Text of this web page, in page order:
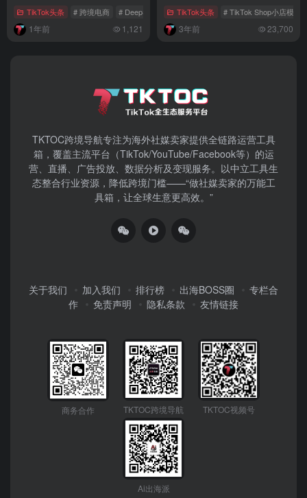
TikTok头条 # 跨境电商 # DeepSeek # AI应用
1年前 1,121
TikTok头条 # TikTok Shop小店模式
3年前 23,700
TKTOC跨境导航​专注为海外社媒卖家提供全链路运营工具
箱，覆盖主流平台（TikTok/YouTube/Facebook等）​的运
营、直播、广告投放、数据分析及变现服务。以中立工具生
态整合行业资源，降低跨境门槛——“做社媒卖家的万能工
具箱，让全球生意更高效。”
关于我们 加入我们 排行榜 出海BOSS圈
专栏合
作
免责声明 隐私条款 友情链接
商务合作 TKTOC跨境导航 TKTOC视频号
Ai出海派